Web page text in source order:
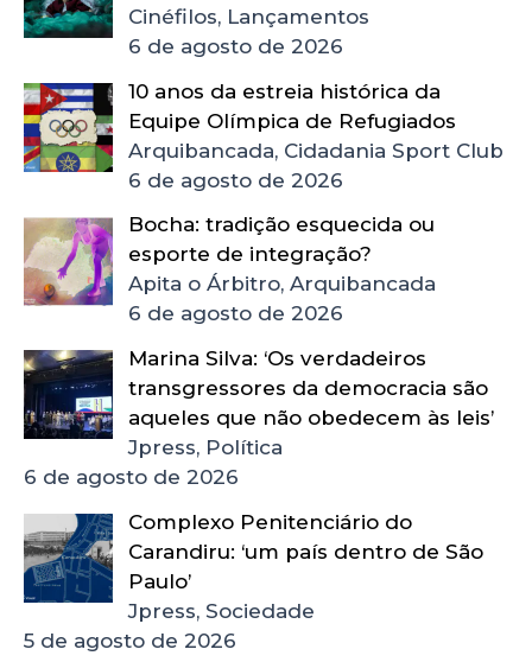
Cinéfilos, Lançamentos
6 de agosto de 2026
10 anos da estreia histórica da
Equipe Olímpica de Refugiados
Arquibancada, Cidadania Sport Club
6 de agosto de 2026
Bocha: tradição esquecida ou
esporte de integração?
Apita o Árbitro, Arquibancada
6 de agosto de 2026
Marina Silva: ‘Os verdadeiros
transgressores da democracia são
aqueles que não obedecem às leis’
Jpress, Política
6 de agosto de 2026
Complexo Penitenciário do
Carandiru: ‘um país dentro de São
Paulo’
Jpress, Sociedade
5 de agosto de 2026